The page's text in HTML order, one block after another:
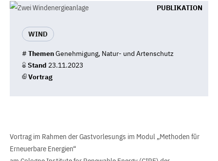
PUBLIKATION
WIND
# ThemenGenehmigung, Natur- und Artenschutz
Stand 23.11.2023
Vortrag
Vortrag im Rahmen der Gastvorlesungs im Modul „Methoden für
Erneuerbare Energien“